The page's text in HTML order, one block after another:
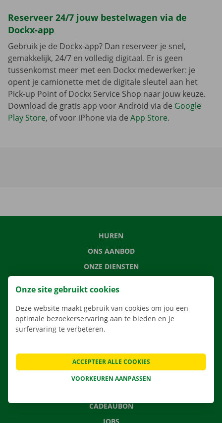
Reserveer 24/7 jouw bestelwagen via de
Dockx-app
Gebruik je de Dockx-app? Dan reserveer je snel,
gemakkelijk, 24/7 en volledig digitaal. Er is geen
tussenkomst meer met een Dockx medewerker: je
opent je camionette met de digitale sleutel aan het
Pick-up Point of Dockx Service Shop naar jouw keuze.
Download de gratis app voor Android via de Google
Play Store, of voor iPhone via de App Store.
HUREN
ONS AANBOD
ONZE DIENSTEN
VERHUISOPLOSSINGEN
CONTACTEER ONS
VEELGESTELDE VRAGEN
CADEAUBON
Onze site gebruikt cookies
Deze website maakt gebruik van cookies om jou een
optimale bezoekerservaring aan te bieden en je
surfervaring te verbeteren.
VOORKEUREN AANPASSEN
ACCEPTEER ALLE COOKIES